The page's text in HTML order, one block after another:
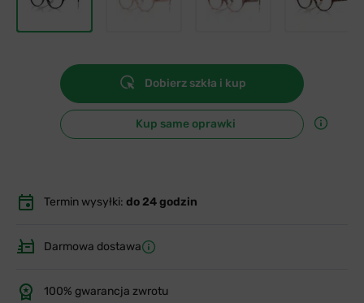
Dobierz szkła i kup
Kup same oprawki
Termin wysyłki: do 24 godzin
Darmowa dostawa
100% gwarancja zwrotu